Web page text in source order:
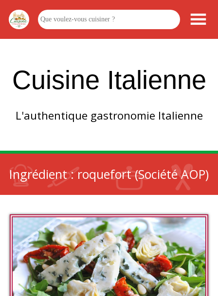
Cuisine Italienne
L'authentique gastronomie Italienne
Ingrédient :roquefort (Société AOP)